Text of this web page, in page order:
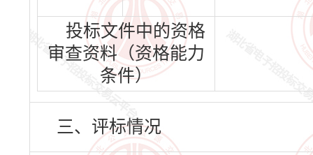
投标文件中的资格
审查资料（资格能力
条件）
三、评标情况